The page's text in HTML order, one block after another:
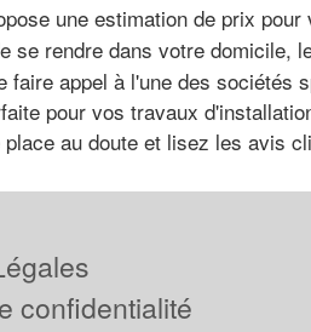
une estimation de prix
se rendre dans votre domicile,
faire appel à l'une des sociétés
pour vos travaux
au doute et lisez les avis
confidentialité